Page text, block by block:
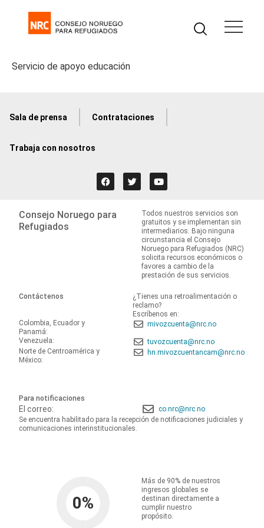
Servicio de apoyo educación
Sala de prensa Contrataciones
Trabaja con nosotros
Consejo Noruego para
Refugiados
Todos nuestros servicios son
gratuitos y se implementan sin
intermediarios. Bajo ninguna
circunstancia el Consejo
Noruego para Refugiados (NRC)
solicita recursos económicos o
favores a cambio de la
prestación de sus servicios.
Contáctenos
¿Tienes una retroalimentación o
reclamo?
Escríbenos en:
Colombia, Ecuador y
Panamá:
mivozcuenta@nrc.no
Venezuela:
tuvozcuenta@nrc.no
Norte de Centroamérica y
México:
hn.mivozcuentancam@nrc.no
Para notificaciones
El correo:
co.nrc@nrc.no
Se encuentra habilitado para la recepción de notificaciones judiciales y
comunicaciones interinstitucionales.
0%
Más de 90% de nuestros
ingresos globales se
destinan directamente a
cumplir nuestro
propósito.